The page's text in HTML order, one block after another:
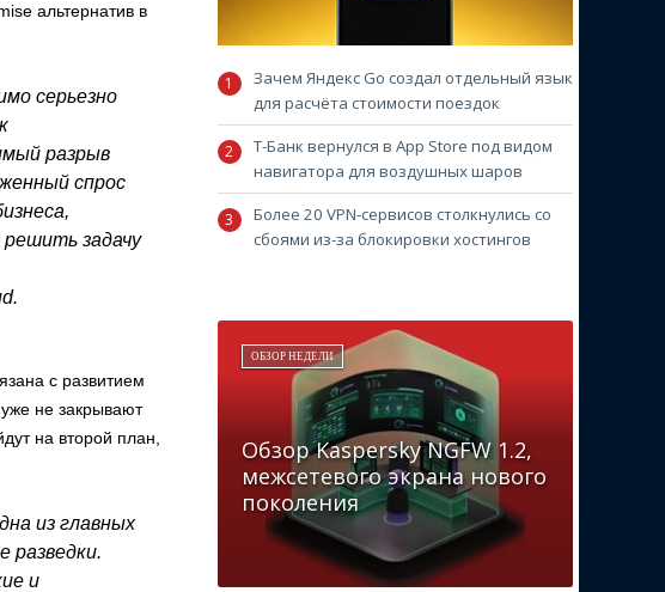
альтернатив в
серьезно
разрыв
спрос
задачу
с развитием
не закрывают
на второй план,
из главных
разведки.
и
Зачем Яндекс Go создал отдельный язык
для расчёта стоимости поездок
Т-Банк вернулся в App Store под видом
навигатора для воздушных шаров
Более 20 VPN-сервисов столкнулись со
сбоями из-за блокировки хостингов
ОБЗОР НЕДЕЛИ
Обзор Kaspersky NGFW 1.2,
межсетевого экрана нового
поколения